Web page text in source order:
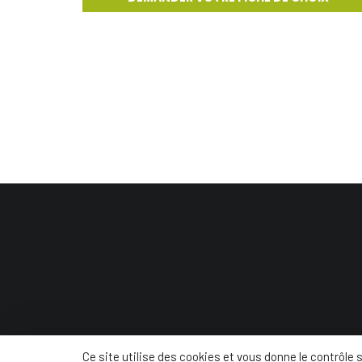
©
Ce site utilise des cookies et vous donne le contrôle